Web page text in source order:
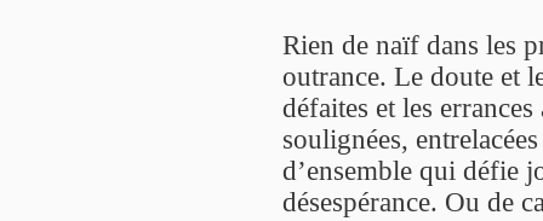
Rien de naïf dans les
outrance. Le doute et
défaites et les
soulignées,
d’ensemble qui défie
désespérance. Ou de